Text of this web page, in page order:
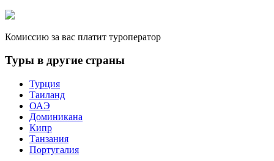
Комиссию за вас платит туроператор
Туры в другие страны
Турция
Таиланд
ОАЭ
Доминикана
Кипр
Танзания
Португалия